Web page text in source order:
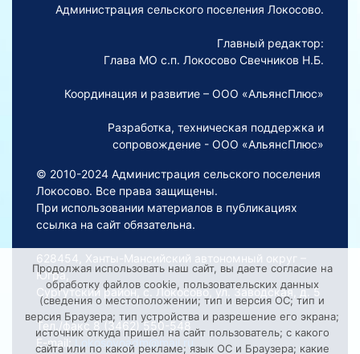
Администрация сельского поселения Локосово.
Главный редактор:
Глава МО с.п. Локосово Свечников Н.Б.
Координация и развитие – ООО «АльянсПлюс»
Разработка, техническая поддержка и
сопровождение - ООО «АльянсПлюс»
© 2010-2024 Администрация сельского поселения
Локосово. Все права защищены.
При использовании материалов в публикациях
ссылка на сайт обязательна.
628454, Ханты-Мансийский автономный округ –
Югра,
Сургутский район, с. Локосово, ул. Заводская, д. 5
Тел./факс 8 (3462) 550-548
E-mail:
Lokosovoadm@mail.ru
Продолжая использовать наш сайт, вы даете согласие на
обработку файлов cookie, пользовательских данных
(сведения о местоположении; тип и версия ОС; тип и
версия Браузера; тип устройства и разрешение его экрана;
источник откуда пришел на сайт пользователь; с какого
сайта или по какой рекламе; язык ОС и Браузера; какие